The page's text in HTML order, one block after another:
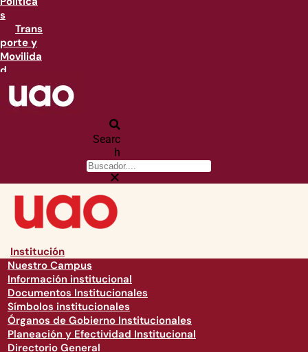
s
Trans
porte y
Movilida
d
Searc
h
Institución
Nuestro Campus
Información institucional
Documentos Institucionales
Símbolos institucionales
Órganos de Gobierno Institucionales
Planeación y Efectividad Institucional
Directorio General